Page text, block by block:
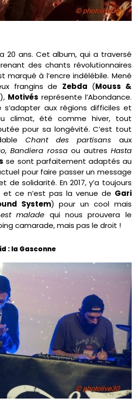
a 20 ans. Cet album, qui a traversé
des chants révolutionnaires
marqué à l’encre indélébile. Mené
frangins de Zebda (Mouss &
), Motivés représente l’Abondance.
s’adapter aux régions difficiles et
climat, été comme hiver, tout
pour sa longévité. C’est tout
Chant des partisans aux
Bandiera rossaou autres Hasta
se sont parfaitement adaptés au
pour faire passer un message
solidarité. En 2017, y’a toujours
et ce n’est pas la venue de Gari
System) pour un cool mais
malade qui nous prouvera le
camarade, mais pas le droit !
: la Gasconne